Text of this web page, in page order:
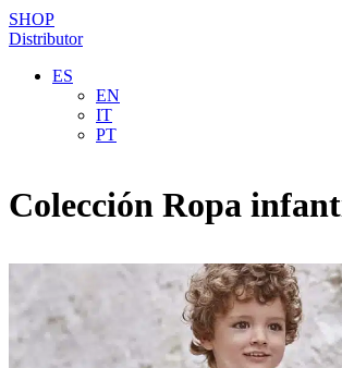
SHOP
Distributor
ES
EN
IT
PT
Colección Ropa